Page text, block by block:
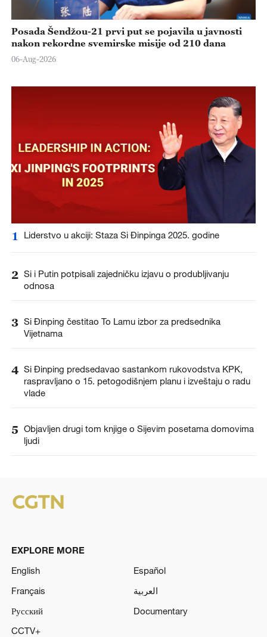
Posada Šendžou-21 prvi put se pojavila u javnosti
nakon rekordne svemirske misije od 210 dana
06-Aug-2026
1 Liderstvo u akciji: Staza Si Đinpinga 2025. godine
2 Si i Putin potpisali zajedničku izjavu o produbljivanju
odnosa
3 Si Đinping čestitao To Lamu izbor za predsednika
Vijetnama
4 Si Đinping predsedavao sastankom rukovodstva KPK,
raspravljano o 15. petogodišnjem planu i izveštaju o radu
vlade
5 Objavljen drugi tom knjige o Sijevim posetama domovima
ljudi
EXPLORE MORE
English
Español
Français
العربية
Русский
Documentary
CCTV+